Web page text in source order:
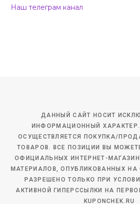
Наш телеграм канал
ДАННЫЙ САЙТ НОСИТ
ИНФОРМАЦИОННЫЙ
ОСУЩЕСТВЛЯЕТСЯ ПОКУПКА/
ТОВАРОВ. ВСЕ ПОЗИЦИИ ВЫ
ОФИЦИАЛЬНЫХ ИНТЕРНЕТ-
МАТЕРИАЛОВ, ОПУБЛИКОВАННЫХ НА
РАЗРЕШЕНО ТОЛЬКО ПРИ
АКТИВНОЙ ГИПЕРССЫЛКИ НА
KUPONCHEK.RU